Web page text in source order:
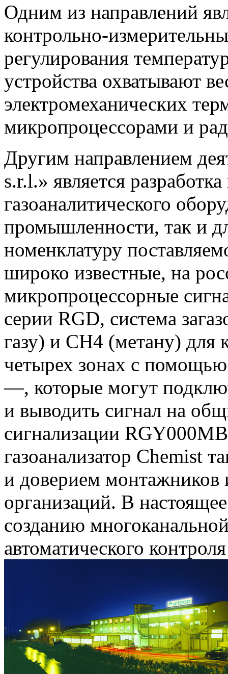
Одним из направлений
контрольно-
регулирования
устройства охватывают
электромеханических
микропроцессорами и
Другим направлением
s.r.l.» является
газоаналитического
промышленности, так и
номенклатуру
широко известные, на
микропроцессорные
серии RGD, система
газу) и СН4 (метану) для
четырех зонах с
—, которые могут
и выводить сигнал на
сигнализации
газоанализатор Chemist
и доверием
организаций. В
созданию
автоматического